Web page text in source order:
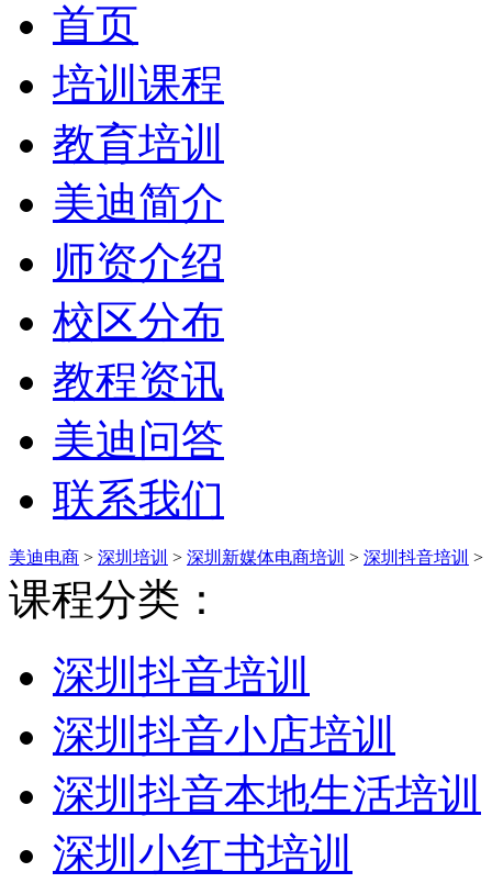
首页
培训课程
教育培训
美迪简介
师资介绍
校区分布
教程资讯
美迪问答
联系我们
美迪电商 > 深圳培训 > 深圳新媒体电商培训 > 深圳抖音培训 >
课程分类：
深圳抖音培训
深圳抖音小店培训
深圳抖音本地生活培训
深圳小红书培训